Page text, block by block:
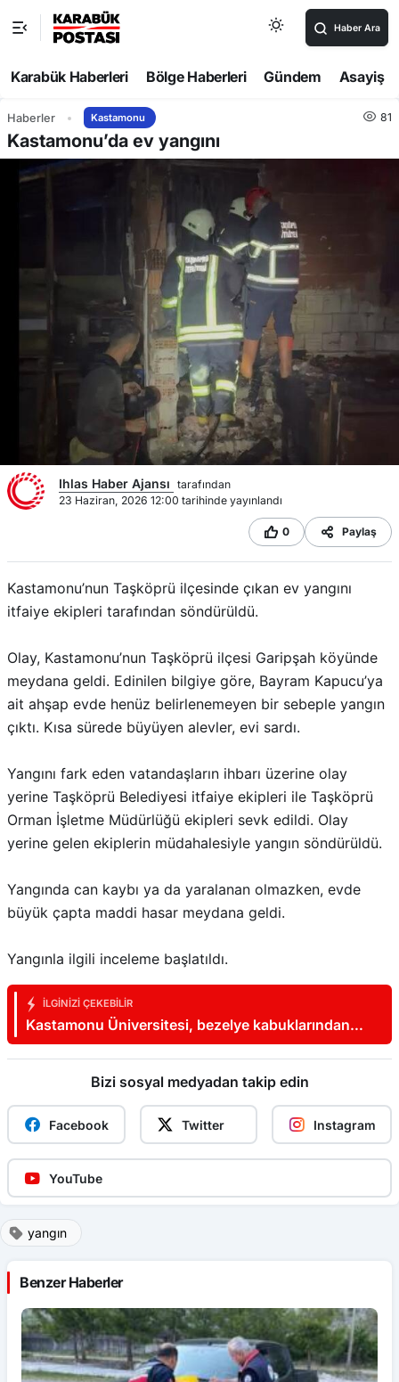
Haber Ara
Karabük Haberleri Bölge Haberleri Gündem Asayiş
Haberler Kastamonu 81
Kastamonu’da ev yangını
Ihlas Haber Ajansı tarafından
23 Haziran, 2026 12:00 tarihinde yayınlandı
0 Paylaş
Kastamonu’nun Taşköprü ilçesinde çıkan ev yangını
itfaiye ekipleri tarafından söndürüldü.
Olay, Kastamonu’nun Taşköprü ilçesi Garipşah köyünde
meydana geldi. Edinilen bilgiye göre, Bayram Kapucu’ya
ait ahşap evde henüz belirlenemeyen bir sebeple yangın
çıktı. Kısa sürede büyüyen alevler, evi sardı.
Yangını fark eden vatandaşların ihbarı üzerine olay
yerine Taşköprü Belediyesi itfaiye ekipleri ile Taşköprü
Orman İşletme Müdürlüğü ekipleri sevk edildi. Olay
yerine gelen ekiplerin müdahalesiyle yangın söndürüldü.
Yangında can kaybı ya da yaralanan olmazken, evde
büyük çapta maddi hasar meydana geldi.
Yangınla ilgili inceleme başlatıldı.
İLGINIZI ÇEKEBILIR
Kastamonu Üniversitesi, bezelye kabuklarından
biyokömür üretecek
Bizi sosyal medyadan takip edin
Facebook Twitter Instagram
YouTube
yangın
Benzer Haberler